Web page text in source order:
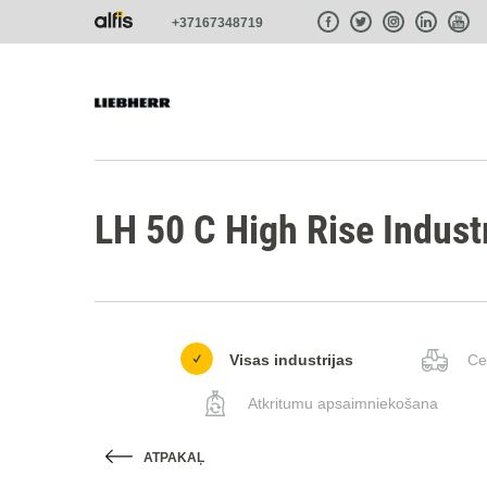
+37167348719
LH 50 C High Rise
Visas industrijas
Atkritumu apsaimniekošana
ATPAKAĻ